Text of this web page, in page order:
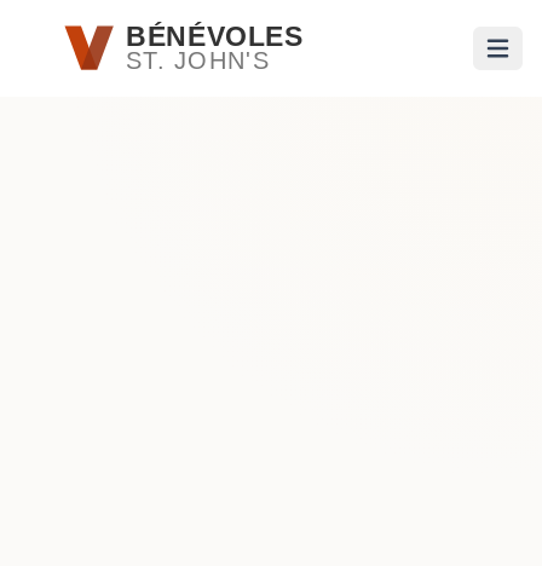
Passer au contenu principal
BÉNÉVOLES
ST. JOHN'S